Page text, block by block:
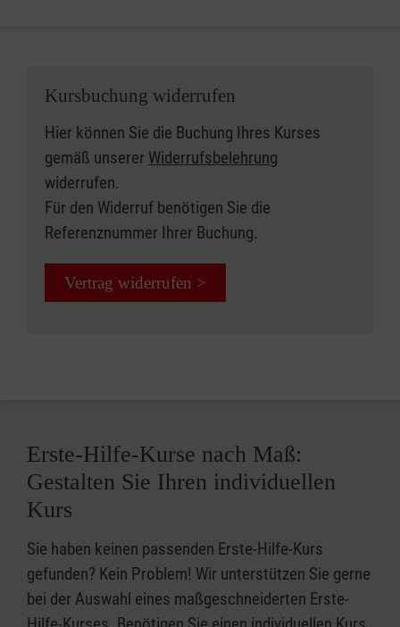
Kursbuchung widerrufen
Hier können Sie die Buchung Ihres Kurses
gemäß unserer Widerrufsbelehrung
widerrufen.
Für den Widerruf benötigen Sie die
Referenznummer Ihrer Buchung.
Vertrag widerrufen >
Erste-Hilfe-Kurse nach Maß:
Gestalten Sie Ihren individuellen
Kurs
Sie haben keinen passenden Erste-Hilfe-Kurs
gefunden? Kein Problem! Wir unterstützen Sie gerne
bei der Auswahl eines maßgeschneiderten Erste-